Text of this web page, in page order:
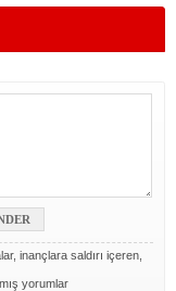
inançlara saldırı içeren,
yorumlar